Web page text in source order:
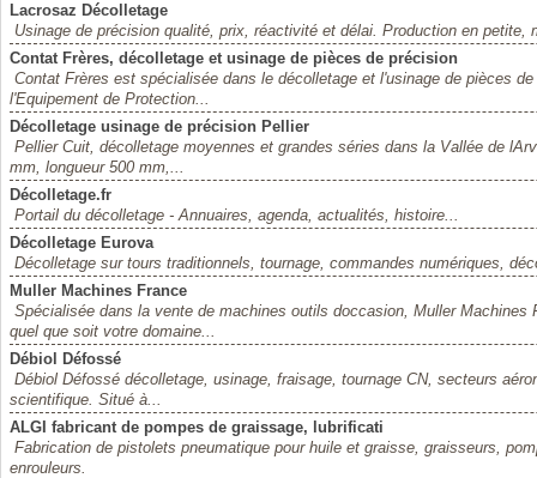
Lacrosaz Décolletage
Usinage de précision qualité, prix, réactivité et délai. Production en
Contat Frères, décolletage et usinage de pièces de précision
Contat Frères est spécialisée dans le décolletage et l'usinage de pièces
l'Equipement de Protection...
Décolletage usinage de précision Pellier
Pellier Cuit, décolletage moyennes et grandes séries dans la Vallée de
mm, longueur 500 mm,...
Décolletage.fr
Portail du décolletage - Annuaires, agenda, actualités, histoire...
Décolletage Eurova
Décolletage sur tours traditionnels, tournage, commandes numériques,
Muller Machines France
Spécialisée dans la vente de machines outils doccasion, Muller
quel que soit votre domaine...
Débiol Défossé
Débiol Défossé décolletage, usinage, fraisage, tournage CN, secteurs
scientifique. Situé à...
ALGI fabricant de pompes de graissage, lubrificati
Fabrication de pistolets pneumatique pour huile et graisse, graisseurs,
enrouleurs.